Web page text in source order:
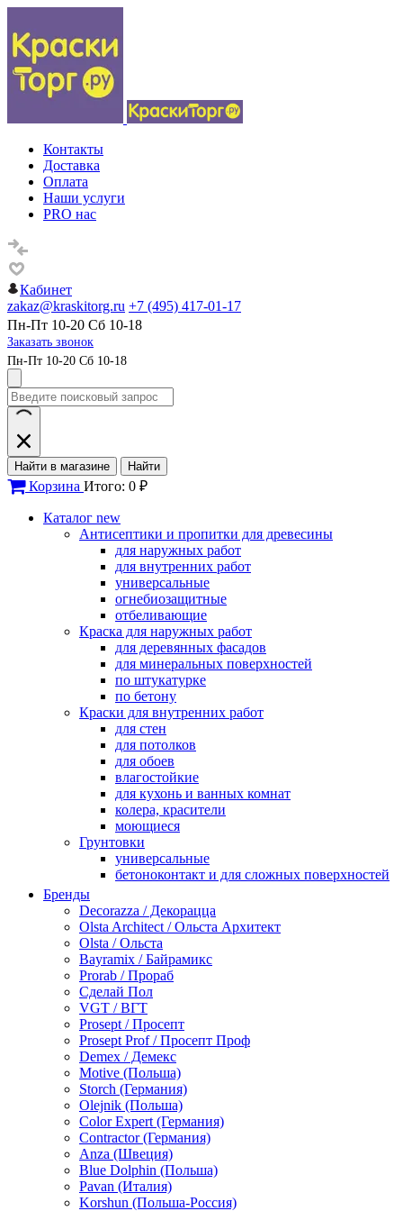
Контакты
Доставка
Оплата
Наши услуги
PRO нас
Кабинет
zakaz@kraskitorg.ru +7 (495) 417-01-17
Пн-Пт 10-20 Сб 10-18
Заказать звонок
Пн-Пт 10-20 Сб 10-18
Найти в магазине Найти
Корзина Итого: 0 ₽
Каталог new
Антисептики и пропитки для древесины
для наружных работ
для внутренних работ
универсальные
огнебиозащитные
отбеливающие
Краска для наружных работ
для деревянных фасадов
для минеральных поверхностей
по штукатурке
по бетону
Краски для внутренних работ
для стен
для потолков
для обоев
влагостойкие
для кухонь и ванных комнат
колера, красители
моющиеся
Грунтовки
универсальные
бетоноконтакт и для сложных поверхностей
по металлу
антикорозийные
под декоративные штукатурки
для гипсокартона
под штукатурку
Герметик
акриловые
силиконовые универсальные, нейтральные
силиконовые санитарные (антигрибковые)
шовные для срубов
для кровли
для каминов
полиуретановые
Декоративные штукатурки и краски
краски для декора, патина
мокрый шелк
венецианские (эффект мрамора)
песок (эффект песчаных вихрей)
декоративная шпаклевка
Бренды
Decorazza / Декорацца
Olsta Architect / Ольста Архитект
Olsta / Ольста
Bayramix / Байрамикс
Prorab / Прораб
Сделай Пол
VGT / ВГТ
Prosept / Просепт
Prosept Prof / Просепт Проф
Demex / Демекс
Motive (Польша)
Storch (Германия)
Olejnik (Польша)
Color Expert (Германия)
Contractor (Германия)
Anza (Швеция)
Blue Dolphin (Польша)
Pavan (Италия)
Korshun (Польша-Россия)